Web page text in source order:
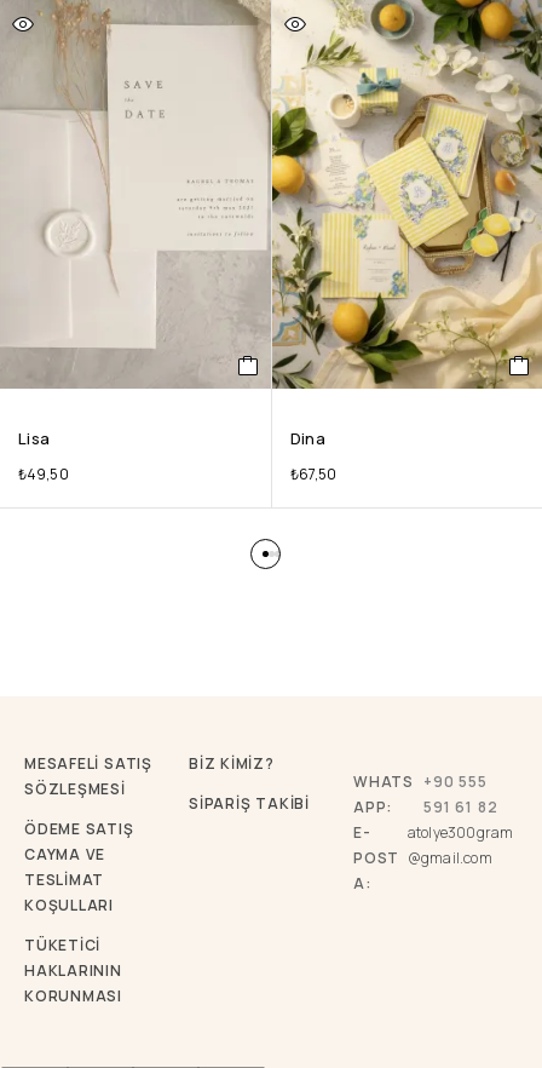
Lisa
₺49,50
Dina
₺67,50
MESAFELİ SATIŞ
SÖZLEŞMESİ
ÖDEME SATIŞ
CAYMA VE
TESLİMAT
KOŞULLARI
TÜKETICI
HAKLARININ
KORUNMASI
BİZ KİMİZ?
SİPARİŞ TAKİBİ
WHATS
APP:
+90 555
591 61 82
E-
POST
A:
atolye300gram
@gmail.com